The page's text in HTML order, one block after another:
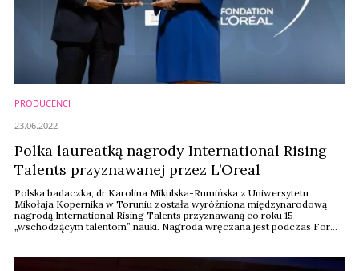
PRODUCENCI
Polka laureatką nagrody International Rising
Talents przyznawanej przez L’Oreal
Polska badaczka, dr Karolina Mikulska-Rumińska z Uniwersytetu
Mikołaja Kopernika w Toruniu została wyróżniona międzynarodową
nagrodą International Rising Talents przyznawaną co roku 15
„wschodzącym talentom” nauki. Nagroda wręczana jest podczas For
Science Award. Są one przyznawane co roku pięciu wybitnym ...
23.06.2022